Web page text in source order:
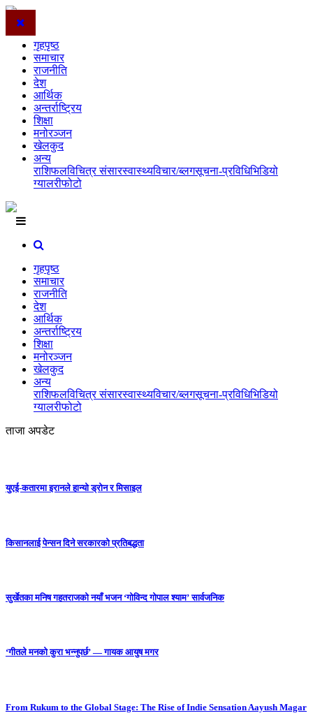
गृहपृष्ठ
समाचार
राजनीति
देश
आर्थिक
अन्तर्राष्ट्रिय
शिक्षा
मनोरञ्जन
खेलकुद
अन्य
राशिफलविचित्र संसारस्वास्थ्यविचार/ब्लगसूचना-प्रविधिभिडियो
ग्यालरीफोटो
गृहपृष्ठ
समाचार
राजनीति
देश
आर्थिक
अन्तर्राष्ट्रिय
शिक्षा
मनोरञ्जन
खेलकुद
अन्य
राशिफलविचित्र संसारस्वास्थ्यविचार/ब्लगसूचना-प्रविधिभिडियो
ग्यालरीफोटो
ताजा अपडेट
युएई-कतारमा इरानले हान्यो ड्रोन र मिसाइल
किसानलाई पेन्सन दिने सरकारको प्रतिबद्धता
सुर्खेतका मनिष गहतराजको नयाँ भजन ‘गोविन्द गोपाल श्याम’ सार्वजनिक
‘गीतले मनको कुरा भन्नुपर्छ’ — गायक आयुष मगर
From Rukum to the Global Stage: The Rise of Indie Sensation Aayush Magar